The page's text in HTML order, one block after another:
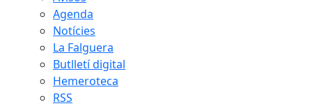
Agenda
Notícies
La Falguera
Butlletí digital
Hemeroteca
RSS